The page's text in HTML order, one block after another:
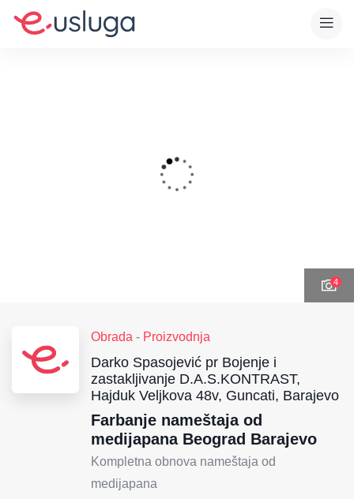
4
Obrada - Proizvodnja
Darko Spasojević pr Bojenje i
zastakljivanje D.A.S.KONTRAST,
Hajduk Veljkova 48v, Guncati, Barajevo
Farbanje nameštaja od
medijapana Beograd Barajevo
Kompletna obnova nameštaja od
medijapana